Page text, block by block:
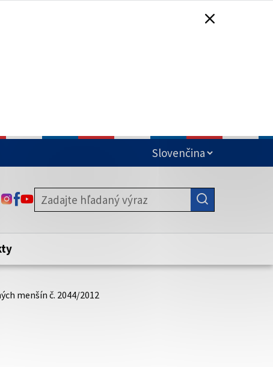
Zabezpečená stránka vždy začína
webového sídla.
ODKAZ SA OTVORÍ NA NOVEJ KARTE
ODKAZ SA OTVORÍ NA NOVEJ KARTE
ODKAZ SA OTVORÍ NA NOVEJ KARTE
menšín č. 2044/2012